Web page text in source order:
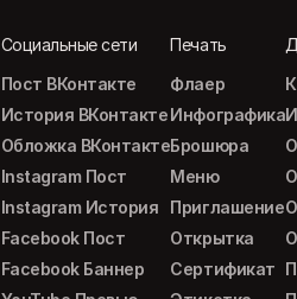
Социальные сети
Пост ВКонтакте
История ВКонтакте
Обложка ВКонтакте
Instagram Пост
Instagram История
Facebook Пост
Facebook Баннер
Печать
Флаер
Инфографика
Брошюра
Меню
Приглашение
Открытка
Сертификат